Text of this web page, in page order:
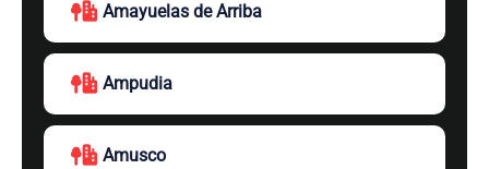
Amayuelas de Arriba
Ampudia
Amusco